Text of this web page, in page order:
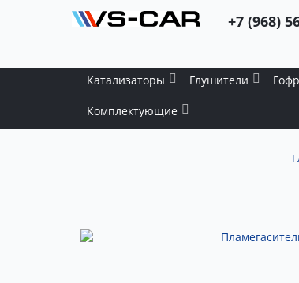
+7 (968)
Катализаторы Глушители
Комплектующие